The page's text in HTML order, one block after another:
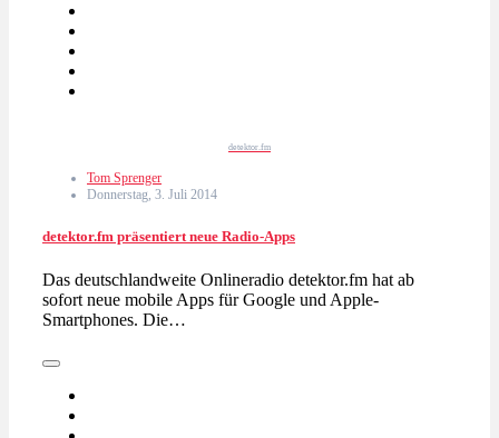
detektor.fm
Tom Sprenger
Donnerstag, 3. Juli 2014
detektor.fm präsentiert neue Radio-Apps
Das deutschlandweite Onlineradio detektor.fm hat ab
sofort neue mobile Apps für Google und Apple-
Smartphones. Die…